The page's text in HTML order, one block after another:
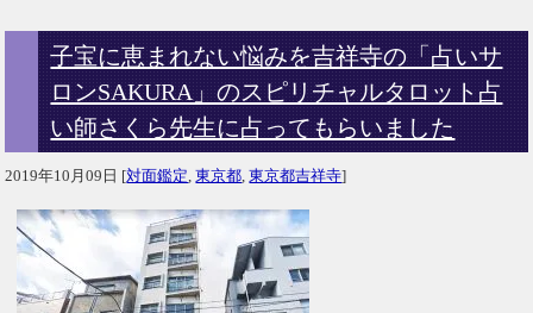
子宝に恵まれない悩みを吉祥寺の「占いサ
ロンSAKURA」のスピリチャルタロット占
い師さくら先生に占ってもらいました
2019年10月09日 [対面鑑定 ,東京都 ,東京都吉祥寺]